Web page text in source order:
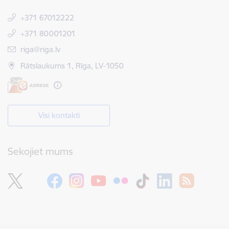
+371 67012222
+371 80001201
E-pasts:
riga@riga.lv
Rātslaukums 1, Rīga, LV-1050
Visi kontakti
Sekojiet mums